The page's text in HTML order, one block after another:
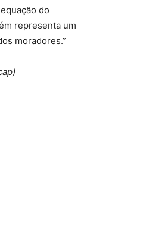
do
representa um
moradores.”